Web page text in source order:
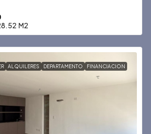
M2
ALQUILERES DEPARTAMENTO FINANCIACION